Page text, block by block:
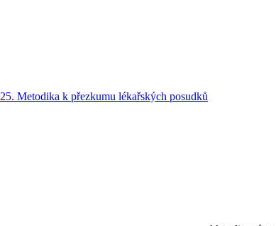
25. Metodika k přezkumu lékařských posudků